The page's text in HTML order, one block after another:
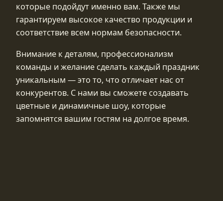
которые подойдут именно вам. Также мы
гарантируем высокое качество продукции и
соответствие всем нормам безопасности.
Внимание к деталям, профессионализм
команды и желание сделать каждый праздник
уникальным — это то, что отличает нас от
конкурентов. С нами вы сможете создавать
цветные и динамичные шоу, которые
запомнятся вашим гостям на долгое время.